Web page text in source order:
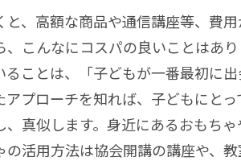
、高額な商品や通信講座等、費
こんなにコスパの良いことはあり
ることは、「子どもが一番最初に
プローチを知れば、子どもにと
、真似します。身近にあるおもち
活用方法は協会開講の講座や、教